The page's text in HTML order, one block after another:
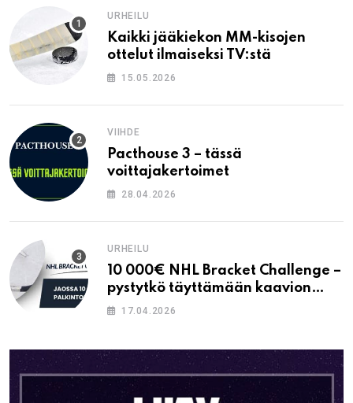
URHEILU
Kaikki jääkiekon MM-kisojen
ottelut ilmaiseksi TV:stä
15.05.2026
VIIHDE
Pacthouse 3 – tässä
voittajakertoimet
28.04.2026
URHEILU
10 000€ NHL Bracket Challenge –
pystytkö täyttämään kaavion
oikein?
17.04.2026